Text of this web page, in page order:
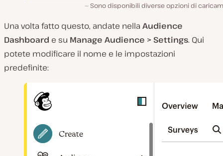
Sono disponibili diverse opzioni di
Una volta fatto questo, andate nella Audience
Dashboard e su Manage Audience > Settings. Qui
potete modificare il nome e le impostazioni
predefinite: